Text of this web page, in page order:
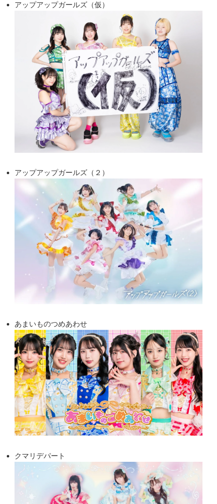
アップアップガールズ（仮）
アップアップガールズ（２）
あまいものつめあわせ
クマリデパート